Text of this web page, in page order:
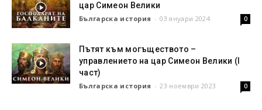
цар Симеон Велики
Българска история - 03 януари 2024 0
Пътят към могъществото –
управлението на цар Симеон Велики (I
част)
Българска история - 23 ноември 2023 0